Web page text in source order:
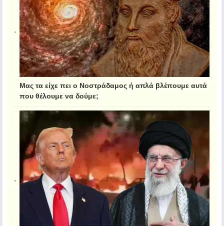
Μας τα είχε πει ο Νοστράδαμος ή απλά βλέπουμε αυτά
που θέλουμε να δούμε;